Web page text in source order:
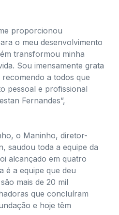
proporcionou
o meu desenvolvimento
transformou minha
Sou imensamente grata
a todos que
pessoal e profissional
Fernandes”,
o Maninho, diretor-
saudou toda a equipe da
alcançado em quatro
é a equipe que deu
mais de 20 mil
que concluíram
e hoje têm